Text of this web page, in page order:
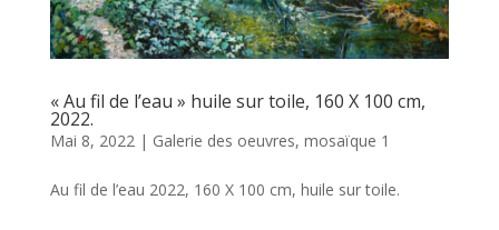
« Au fil de l’eau » huile sur toile, 160 X 100 cm,
2022.
Mai 8, 2022 | Galerie des oeuvres, mosaïque 1
Au fil de l’eau 2022, 160 X 100 cm, huile sur toile.